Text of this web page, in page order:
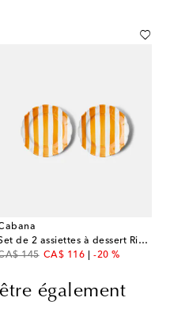
Set de 2 assiettes à dessert Righe en céramique
145price
CA$ 116
discount price
-20 %
également